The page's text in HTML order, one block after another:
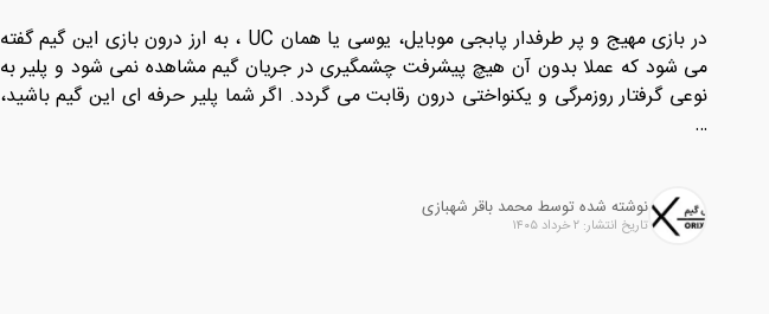
در بازی مهیج و پر طرفدار پابجی موبایل، یوسی یا همان UC ، به ارز درون ‌بازی این گیم گفته
می شود که عملا بدون آن هیچ پیشرفت چشمگیری در جریان گیم مشاهده نمی شود و پلیر به
نوعی گرفتار روزمرگی و یکنواختی درون رقابت می گردد. اگر شما پلیر حرفه ‌ای این گیم باشید،
…
نوشته شده توسط محمد باقر شهبازی
تاریخ انتشار: ۲ خرداد ۱۴۰۵